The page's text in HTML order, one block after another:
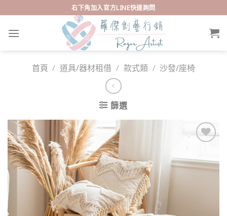
to
content
右下角加入官方LINE快速詢問
首頁 / 道具/器材租借 / 款式類 / 沙發/座椅
篩選
Add to